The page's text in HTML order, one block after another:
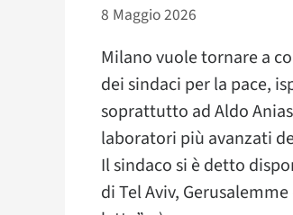
8 Maggio 2026
Milano vuole tornare a
dei sindaci per la pace,
soprattutto ad Aldo
laboratori più avanzati
Il sindaco si è detto
di Tel Aviv,